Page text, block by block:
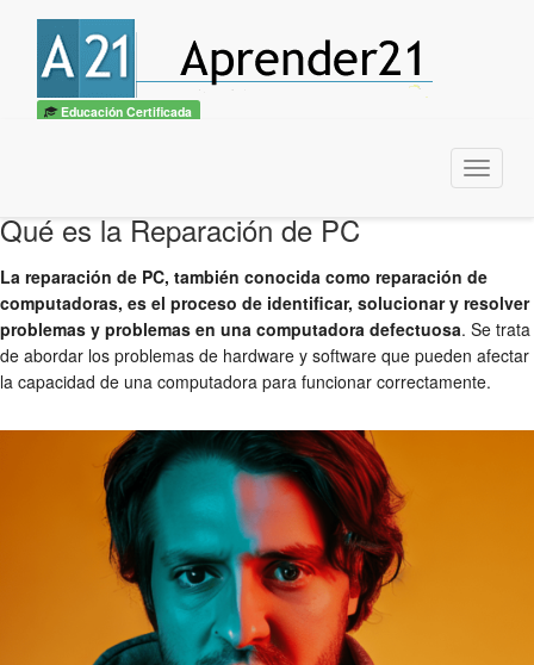
Educación Certificada
Menu
Qué es la Reparación de PC
La reparación de PC, también conocida como reparación de
computadoras, es el proceso de identificar, solucionar y resolver
problemas y problemas en una computadora defectuosa. Se trata
de abordar los problemas de hardware y software que pueden afectar
la capacidad de una computadora para funcionar correctamente.